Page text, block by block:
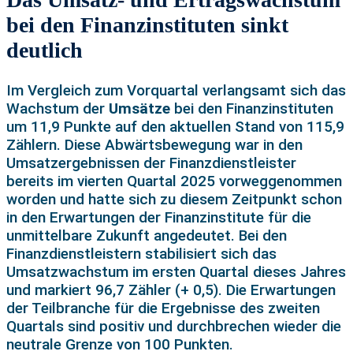
bei den Finanzinstituten sinkt
deutlich
Im Vergleich zum Vorquartal verlangsamt sich das
Wachstum der Umsätze bei den Finanzinstituten
um 11,9 Punkte auf den aktuellen Stand von 115,9
Zählern. Diese Abwärtsbewegung war in den
Umsatzergebnissen der Finanzdienstleister
bereits im vierten Quartal 2025 vorweggenommen
worden und hatte sich zu diesem Zeitpunkt schon
in den Erwartungen der Finanzinstitute für die
unmittelbare Zukunft angedeutet. Bei den
Finanzdienstleistern stabilisiert sich das
Umsatzwachstum im ersten Quartal dieses Jahres
und markiert 96,7 Zähler (+ 0,5). Die Erwartungen
der Teilbranche für die Ergebnisse des zweiten
Quartals sind positiv und durchbrechen wieder die
neutrale Grenze von 100 Punkten.